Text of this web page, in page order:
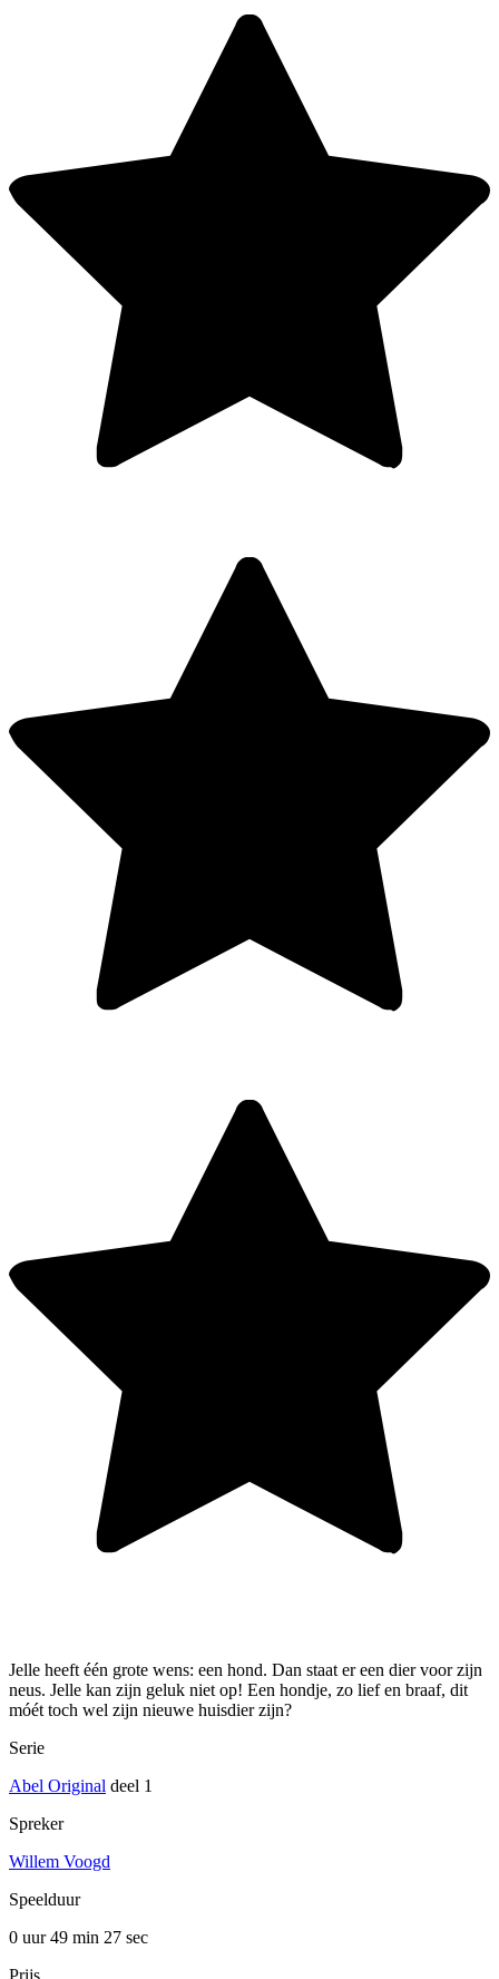
Jelle heeft één grote wens: een hond. Dan staat er een dier voor zijn
neus. Jelle kan zijn geluk niet op! Een hondje, zo lief en braaf, dit
móét toch wel zijn nieuwe huisdier zijn?
Serie
Abel Original deel 1
Spreker
Willem Voogd
Speelduur
0 uur 49 min 27 sec
Prijs